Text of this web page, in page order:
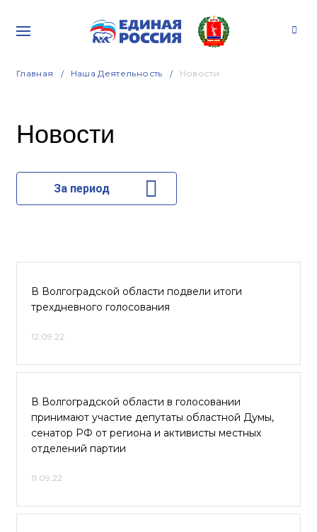
Главная Наша Деятельность Новости
Новости
За период
В Волгоградской области подвели итоги
трехдневного голосования
12.09.22
В Волгоградской области в голосовании
принимают участие депутаты областной Думы,
сенатор РФ от региона и активисты местных
отделений партии
11.09.22